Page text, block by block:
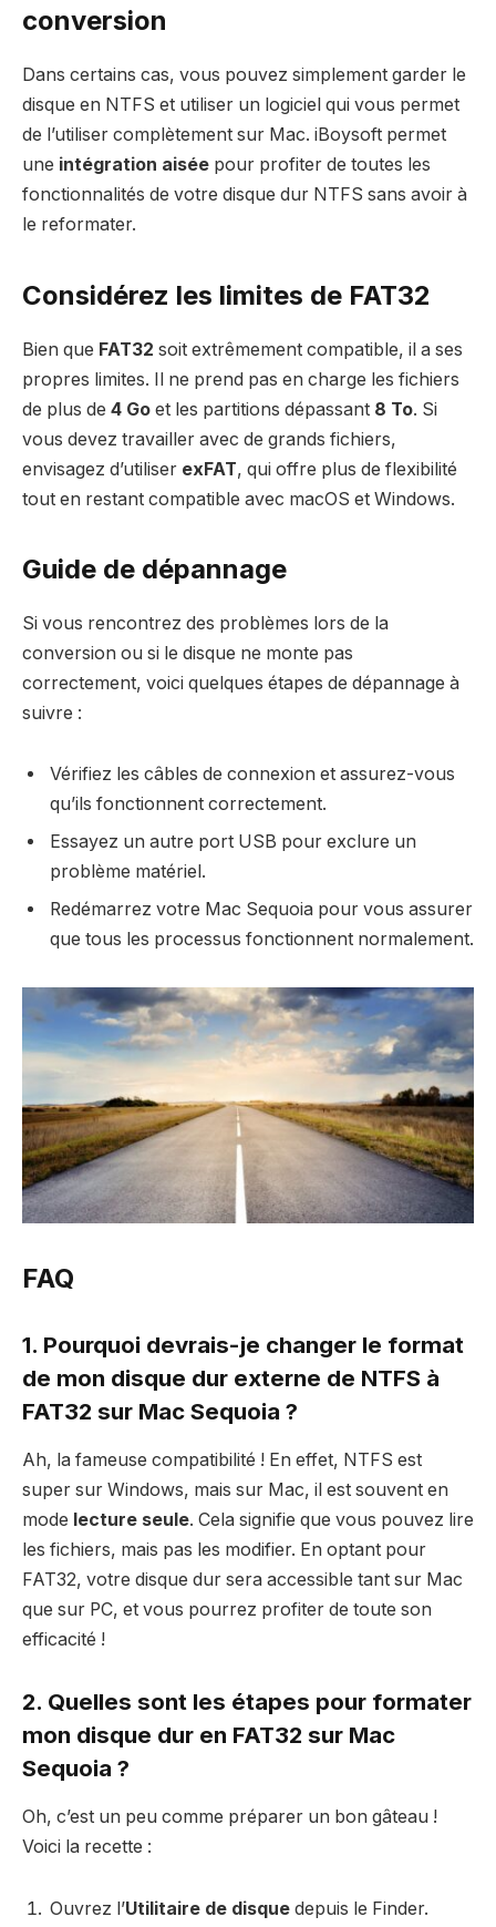
conversion
Dans certains cas, vous pouvez simplement garder le
disque en NTFS et utiliser un logiciel qui vous permet
de l’utiliser complètement sur Mac. iBoysoft permet
une intégration aisée pour profiter de toutes les
fonctionnalités de votre disque dur NTFS sans avoir à
le reformater.
Considérez les limites de FAT32
Bien que FAT32 soit extrêmement compatible, il a ses
propres limites. Il ne prend pas en charge les fichiers
de plus de 4 Go et les partitions dépassant 8 To. Si
vous devez travailler avec de grands fichiers,
envisagez d’utiliser exFAT, qui offre plus de flexibilité
tout en restant compatible avec macOS et Windows.
Guide de dépannage
Si vous rencontrez des problèmes lors de la
conversion ou si le disque ne monte pas
correctement, voici quelques étapes de dépannage à
suivre :
Vérifiez les câbles de connexion et assurez-vous
qu’ils fonctionnent correctement.
Essayez un autre port USB pour exclure un
problème matériel.
Redémarrez votre Mac Sequoia pour vous assurer
que tous les processus fonctionnent normalement.
FAQ
1. Pourquoi devrais-je changer le format
de mon disque dur externe de NTFS à
FAT32 sur Mac Sequoia ?
Ah, la fameuse compatibilité ! En effet, NTFS est
super sur Windows, mais sur Mac, il est souvent en
mode lecture seule. Cela signifie que vous pouvez lire
les fichiers, mais pas les modifier. En optant pour
FAT32, votre disque dur sera accessible tant sur Mac
que sur PC, et vous pourrez profiter de toute son
efficacité !
2. Quelles sont les étapes pour formater
mon disque dur en FAT32 sur Mac
Sequoia ?
Oh, c’est un peu comme préparer un bon gâteau !
Voici la recette :
Ouvrez l’Utilitaire de disque depuis le Finder.